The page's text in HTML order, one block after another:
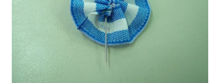
Βασιλιά Καρόλου Γ' και της αληθινής μοναρχίας.